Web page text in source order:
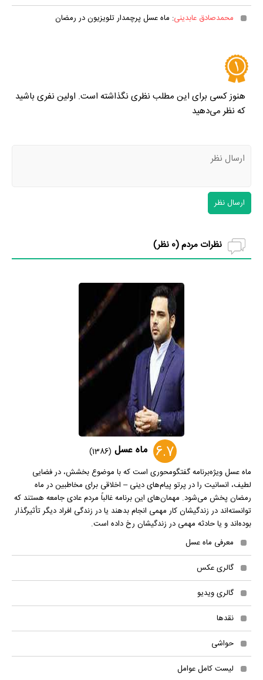
محمدصادق عابدینی: ماه عسل پرچمدار تلویزیون در رمضان
هنوز کسی برای این مطلب نظری نگذاشته است. اولین نفری باشید
که نظر می‌دهید
ارسال نظر
نظرات مردم (0 نظر)
6.7 ماه عسل (1386)
ماه عسل ویژه‌برنامه گفتگو‌محوری است که با موضوع بخشش، در فضایی
لطیف، انسانیت را در پرتو پیام‌های دینی – اخلاقی برای مخاطبین در ماه
رمضان پخش می‌شود. مهمان‌های این برنامه غالباً مردم عادی جامعه هستند که
توانسته‌اند در زندگیشان کار مهمی انجام بدهند یا در زندگی افراد دیگر تأثیرگذار
بوده‌اند و یا حادثه مهمی در زندگیشان رخ داده است.
معرفی ماه عسل
گالری عکس
گالری ویدیو
نقدها
حواشی
لیست کامل عوامل